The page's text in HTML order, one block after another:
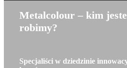
Metalcolour – kim
robimy?
Specjaliści w dziedzinie